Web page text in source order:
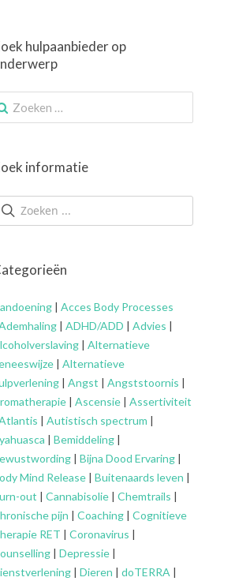
hulpaanbieder op
informatie
| Acces Body Processes
| ADHD/ADD | Advies |
| Alternatieve
| Alternatieve
| Angst | Angststoornis |
| Ascensie | Assertiviteit
| Autistisch spectrum |
| Bemiddeling |
| Bijna Dood Ervaring |
Mind Release | Buitenaards leven |
out | Cannabisolie | Chemtrails |
pijn | Coaching | Cognitieve
RET | Coronavirus |
| Depressie |
| Dieren | doTERRA |